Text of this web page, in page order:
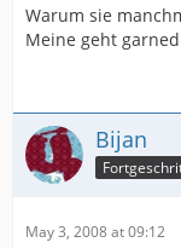
Warum sie
Meine geht
Bijan
May 3, 2008 at 09:12